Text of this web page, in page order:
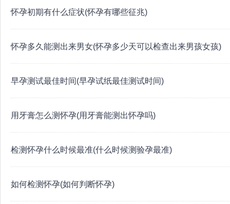
怀孕初期有什么症状(怀孕有哪些征兆)
怀孕多久能测出来男女(怀孕多少天可以检查出来男孩女孩)
早孕测试最佳时间(早孕试纸最佳测试时间)
用牙膏怎么测怀孕(用牙膏能测出怀孕吗)
检测怀孕什么时候最准(什么时候测验孕最准)
如何检测怀孕(如何判断怀孕)